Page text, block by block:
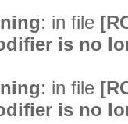
: in file
is no
: in file
is no